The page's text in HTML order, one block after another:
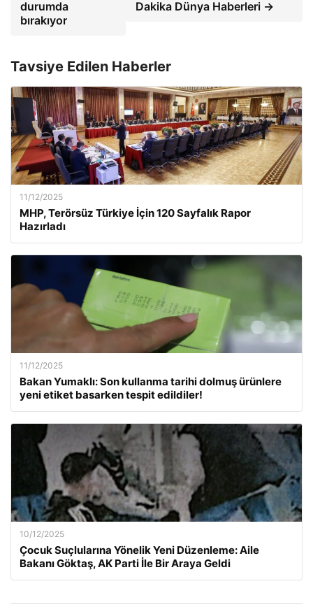
durumda
bırakıyor
Dakika Dünya Haberleri →
Tavsiye Edilen Haberler
11/12/2025
MHP, Terörsüz Türkiye İçin 120 Sayfalık Rapor
Hazırladı
11/12/2025
Bakan Yumaklı: Son kullanma tarihi dolmuş ürünlere
yeni etiket basarken tespit edildiler!
10/12/2025
Çocuk Suçlularına Yönelik Yeni Düzenleme: Aile
Bakanı Göktaş, AK Parti İle Bir Araya Geldi